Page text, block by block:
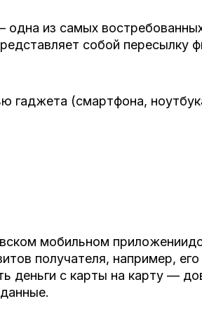
из самых
собой пересылку
гаджета (смартфона,
мобильном
получателя, например,
деньги с карты на карту —